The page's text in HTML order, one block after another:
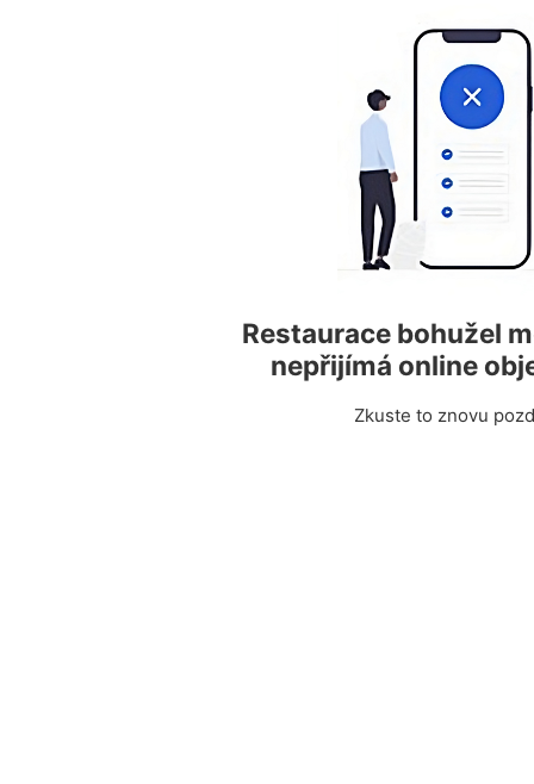
Restaurace bohužel
nepřijímá online
Zkuste to znovu